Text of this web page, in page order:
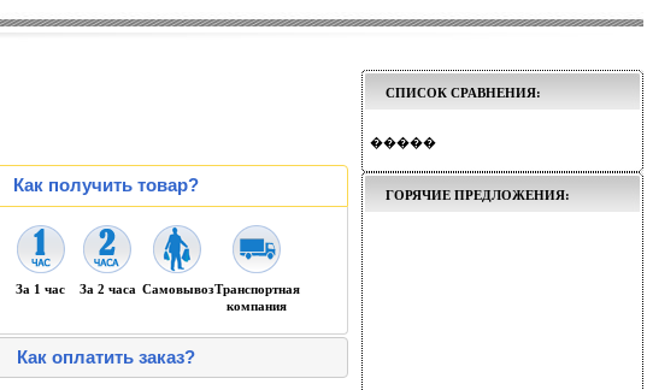
Как получить товар?
За 1 час За 2 часа СамовывозТранспортная
компания
Как оплатить заказ?
СПИСОК СРАВНЕНИЯ:
�����
ГОРЯЧИЕ ПРЕДЛОЖЕНИЯ: